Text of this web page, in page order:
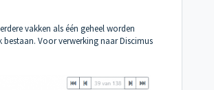
vakken als één geheel worden
Voor verwerking naar Discimus